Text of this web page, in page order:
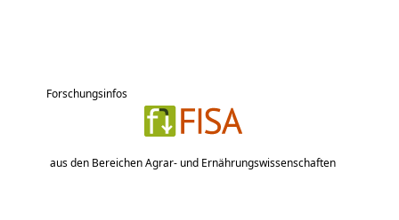
Forschungsinfos
aus den Bereichen Agrar- und Ernährungswissenschaften